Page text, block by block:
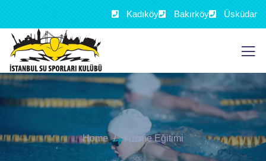
Kadıköy Bakırköy Üsküdar
Home Yüzme Eğitimi